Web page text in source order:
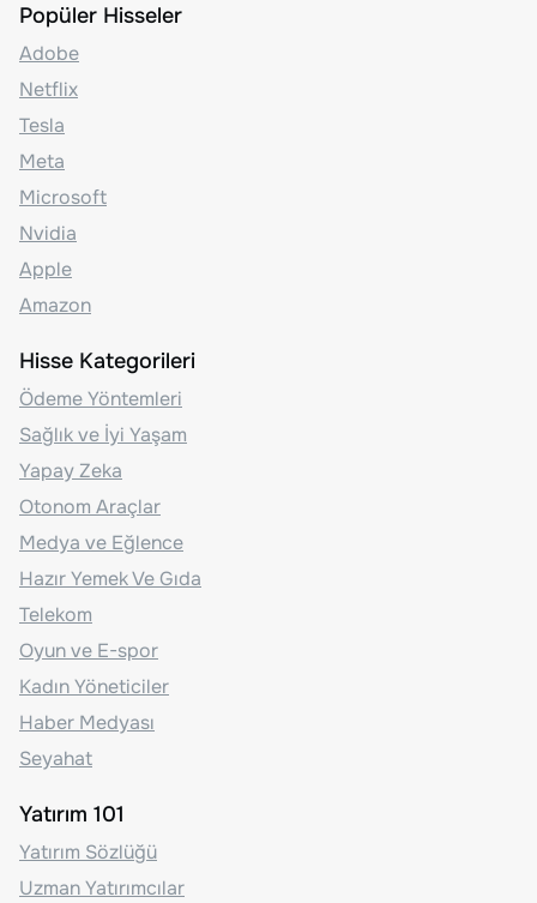
Popüler Hisseler
Adobe
Netflix
Tesla
Meta
Microsoft
Nvidia
Apple
Amazon
Hisse Kategorileri
Ödeme Yöntemleri
Sağlık ve İyi Yaşam
Yapay Zeka
Otonom Araçlar
Medya ve Eğlence
Hazır Yemek Ve Gıda
Telekom
Oyun ve E-spor
Kadın Yöneticiler
Haber Medyası
Seyahat
Yatırım 101
Yatırım Sözlüğü
Uzman Yatırımcılar